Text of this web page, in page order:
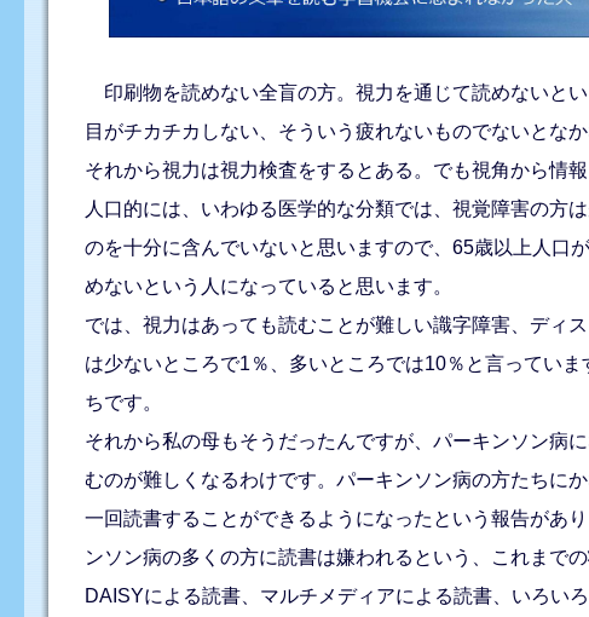
印刷物を読めない全盲の方。視力を通じて読めないと
目がチカチカしない、そういう疲れないものでないとな
それから視力は視力検査をするとある。でも視角から情
人口的には、いわゆる医学的な分類では、視覚障害の方
のを十分に含んでいないと思いますので、65歳以上人口
めないという人になっていると思います。
では、視力はあっても読むことが難しい識字障害、ディ
は少ないところで1％、多いところでは10％と言ってい
ちです。
それから私の母もそうだったんですが、パーキンソン病
むのが難しくなるわけです。パーキンソン病の方たちに
一回読書することができるようになったという報告があ
ンソン病の多くの方に読書は嫌われるという、これまで
DAISYによる読書、マルチメディアによる読書、いろい